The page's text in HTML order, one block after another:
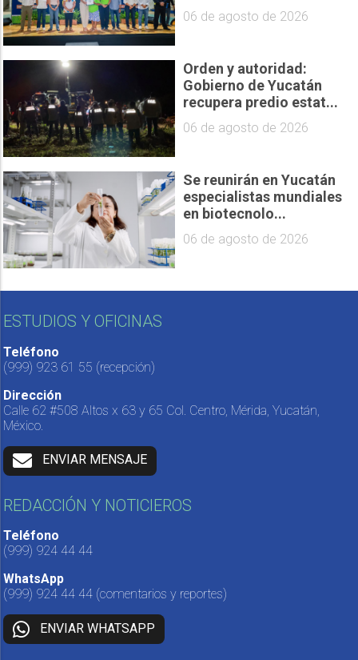
06 de agosto de 2026
Orden y autoridad:
Gobierno de Yucatán
recupera predio estat...
06 de agosto de 2026
Se reunirán en Yucatán
especialistas mundiales
en biotecnolo...
06 de agosto de 2026
ESTUDIOS Y OFICINAS
Teléfono
(999) 923 61 55 (recepción)
Dirección
Calle 62 #508 Altos x 63 y 65 Col. Centro, Mérida, Yucatán,
México.
ENVIAR MENSAJE
REDACCIÓN Y NOTICIEROS
Teléfono
(999) 924 44 44
WhatsApp
(999) 924 44 44 (comentarios y reportes)
ENVIAR WHATSAPP